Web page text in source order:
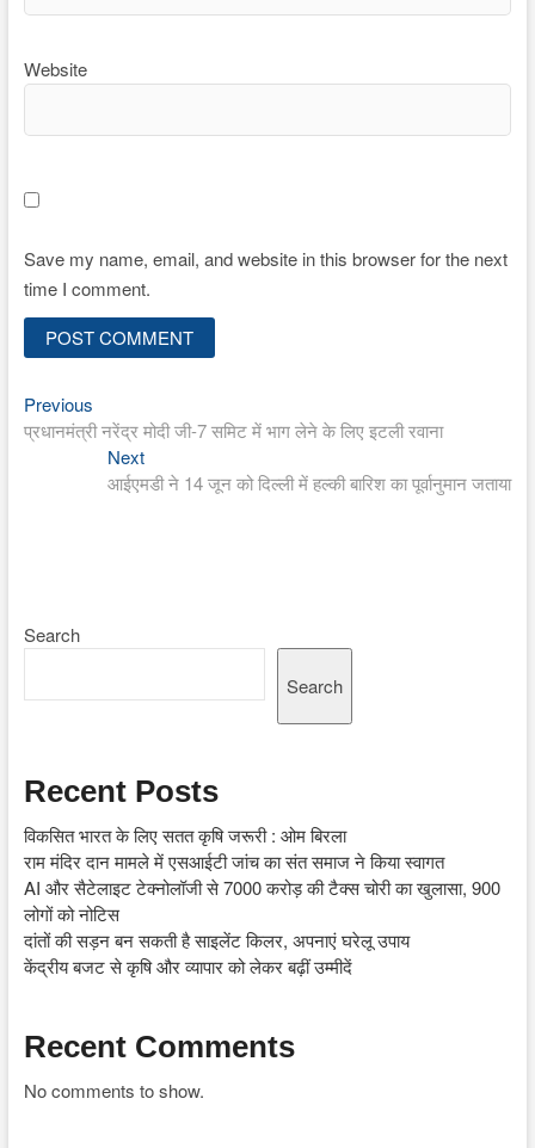
Website
Save my name, email, and website in this browser for the next
time I comment.
Post
navigation
PreviousPrevious
post:
प्रधानमंत्री नरेंद्र मोदी जी-7 समिट में भाग लेने के लिए इटली रवाना
NextNext
post:
आईएमडी ने 14 जून को दिल्ली में हल्की बारिश का पूर्वानुमान जताया
Search
Search
Recent Posts
विकसित भारत के लिए सतत कृषि जरूरी : ओम बिरला
राम मंदिर दान मामले में एसआईटी जांच का संत समाज ने किया स्वागत
AI और सैटेलाइट टेक्नोलॉजी से 7000 करोड़ की टैक्स चोरी का खुलासा, 900
लोगों को नोटिस
दांतों की सड़न बन सकती है साइलेंट किलर, अपनाएं घरेलू उपाय
केंद्रीय बजट से कृषि और व्यापार को लेकर बढ़ीं उम्मीदें
Recent Comments
No comments to show.